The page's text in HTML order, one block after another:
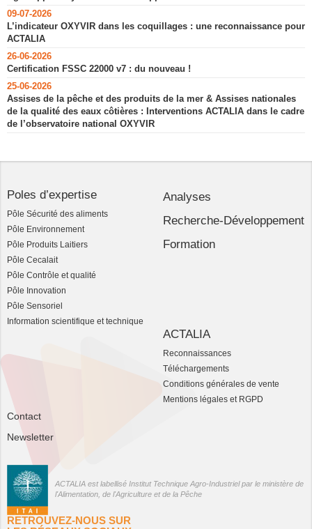
09-07-2026
L’indicateur OXYVIR dans les coquillages : une reconnaissance pour
ACTALIA
26-06-2026
Certification FSSC 22000 v7 : du nouveau !
25-06-2026
Assises de la pêche et des produits de la mer & Assises nationales
de la qualité des eaux côtières : Interventions ACTALIA dans le cadre
de l’observatoire national OXYVIR
Poles d’expertise
Pôle Sécurité des aliments
Pôle Environnement
Pôle Produits Laitiers
Pôle Cecalait
Pôle Contrôle et qualité
Pôle Innovation
Pôle Sensoriel
Information scientifique et technique
Analyses
Recherche-Développement
Formation
ACTALIA
Reconnaissances
Téléchargements
Conditions générales de vente
Mentions légales et RGPD
Contact
Newsletter
ACTALIA est labellisé Institut Technique Agro-Industriel par le ministère de
l'Alimentation, de l'Agriculture et de la Pêche
RETROUVEZ-NOUS SUR